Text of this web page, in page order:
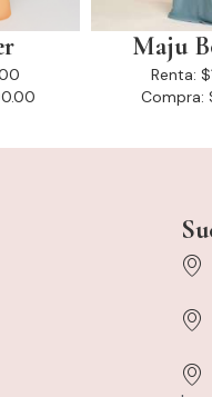
Maju
Renta:
Compra: